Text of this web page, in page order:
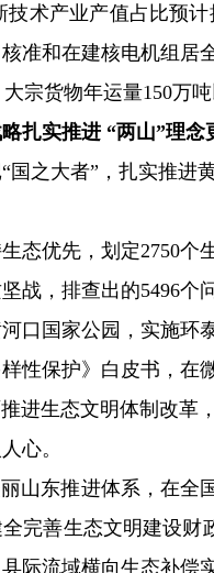
技术产业产值占比预
准和在建核电机组居
大宗货物年运量150万
扎实推进 “两山”理念
之大者”，扎实推进黄
态优先，划定2750个
战，排查出的5496个
口国家公园，实施环
性保护》白皮书，在
生态文明体制改革，
心。
山东推进体系，在全
完善生态文明建设财
际流域横向生态补偿